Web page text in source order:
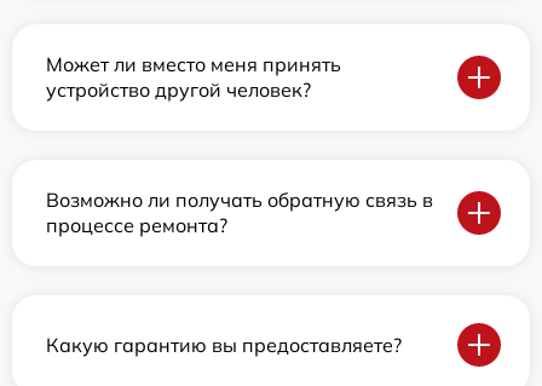
Может ли вместо меня принять
устройство другой человек?
Возможно ли получать обратную связь в
процессе ремонта?
Какую гарантию вы предоставляете?